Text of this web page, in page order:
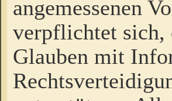
angemessenen
verpflichtet sich,
Glauben mit